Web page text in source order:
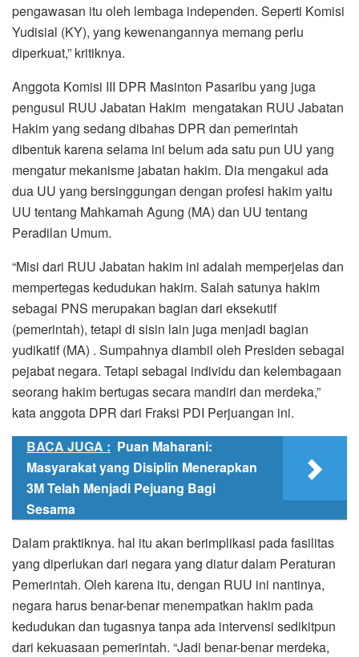
pengawasan itu oleh lembaga independen. Seperti Komisi
Yudisial (KY), yang kewenangannya memang perlu
diperkuat,” kritiknya.
Anggota Komisi III DPR Masinton Pasaribu yang juga
pengusul RUU Jabatan Hakim mengatakan RUU Jabatan
Hakim yang sedang dibahas DPR dan pemerintah
dibentuk karena selama ini belum ada satu pun UU yang
mengatur mekanisme jabatan hakim. Dia mengakui ada
dua UU yang bersinggungan dengan profesi hakim yaitu
UU tentang Mahkamah Agung (MA) dan UU tentang
Peradilan Umum.
“Misi dari RUU Jabatan hakim ini adalah memperjelas dan
mempertegas kedudukan hakim. Salah satunya hakim
sebagai PNS merupakan bagian dari eksekutif
(pemerintah), tetapi di sisin lain juga menjadi bagian
yudikatif (MA) . Sumpahnya diambil oleh Presiden sebagai
pejabat negara. Tetapi sebagai individu dan kelembagaan
seorang hakim bertugas secara mandiri dan merdeka,”
kata anggota DPR dari Fraksi PDI Perjuangan ini.
BACA JUGA : Puan Maharani:
Masyarakat yang Disiplin Menerapkan
3M Telah Menjadi Pejuang Bagi
Sesama
Dalam praktiknya. hal itu akan berimplikasi pada fasilitas
yang diperlukan dari negara yang diatur dalam Peraturan
Pemerintah. Oleh karena itu, dengan RUU ini nantinya,
negara harus benar-benar menempatkan hakim pada
kedudukan dan tugasnya tanpa ada intervensi sedikitpun
dari kekuasaan pemerintah. “Jadi benar-benar merdeka,